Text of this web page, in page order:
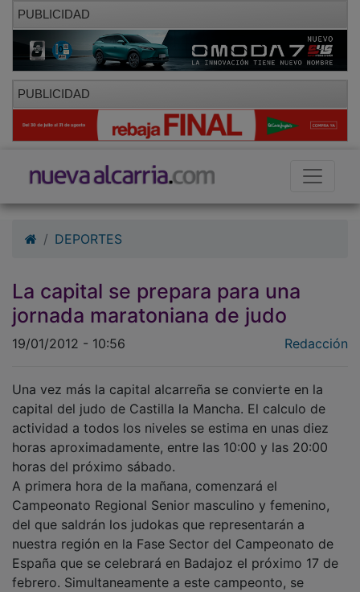
PUBLICIDAD
PUBLICIDAD
DEPORTES
La capital se prepara para una
jornada maratoniana de judo
19/01/2012 - 10:56 Redacción
Una vez más la capital alcarreña se convierte en la
capital del judo de Castilla la Mancha. El calculo de
actividad a todos los niveles se estima en unas diez
horas aproximadamente, entre las 10:00 y las 20:00
horas del próximo sábado.
A primera hora de la mañana, comenzará el
Campeonato Regional Senior masculino y femenino,
del que saldrán los judokas que representarán a
nuestra región en la Fase Sector del Campeonato de
España que se celebrará en Badajoz el próximo 17 de
febrero. Simultaneamente a este campeonto, se